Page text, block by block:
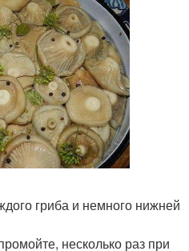
гриба и немного нижней
несколько раз при